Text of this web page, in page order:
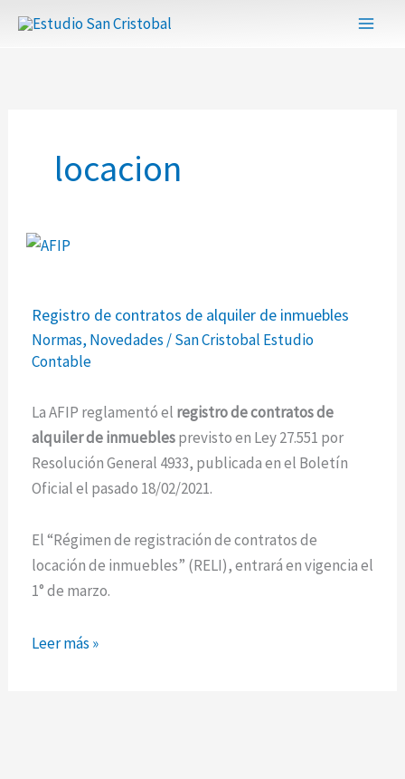
locacion
Registro de contratos de alquiler de inmuebles
Normas, Novedades /San Cristobal Estudio
Contable
La AFIP reglamentó el registro de contratos de
alquiler de inmueblesprevisto en Ley 27.551 por
Resolución General 4933, publicada en el Boletín
Oficial el pasado 18/02/2021.
El “Régimen de registración de contratos de
locación de inmuebles” (RELI), entrará en vigencia el
1° de marzo.
de
contratos
de
de
inmuebles
Leer más »